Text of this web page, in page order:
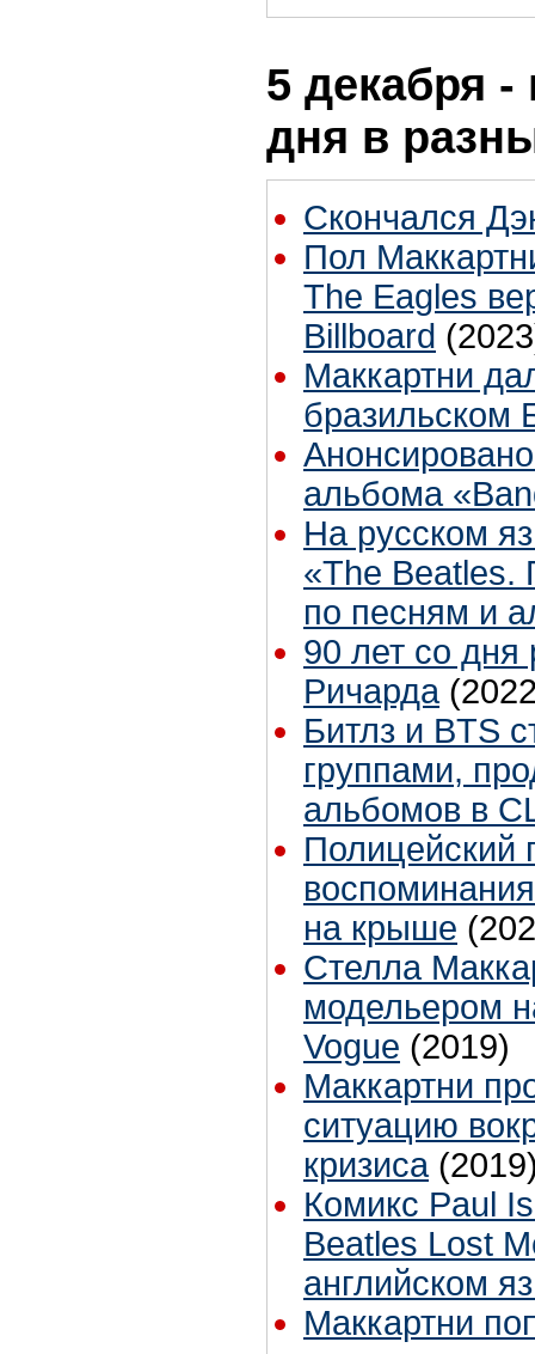
5 декабря -
дня в
Скончался
Пол
The Eagles
Billboard
Маккартни
бразильском
альбома
На русском
«The Beatles.
по песням и
90 лет со дня
Ричарда
Битлз и BTS
группами,
альбомов в
Полицейский
на крыше
Стелла
модельером
Vogue (2019)
Маккартни
ситуацию
кризиса
Комикс Paul
Beatles Lost
английском
Маккартни